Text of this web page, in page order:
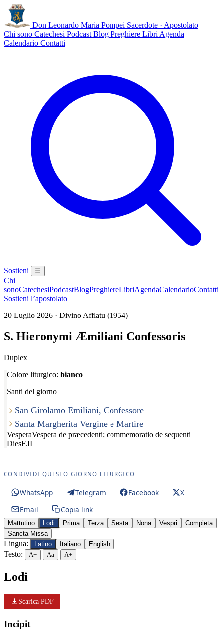
Don Leonardo Maria Pompei Sacerdote · Apostolato
Chi sono Catechesi Podcast Blog Preghiere Libri Agenda
Calendario Contatti
Sostieni ☰
Chi
sonoCatechesiPodcastBlogPreghiereLibriAgendaCalendarioContatti
Sostieni l’apostolato
20 Luglio 2026 · Divino Afflatu (1954)
S. Hieronymi Æmiliani Confessoris
Duplex
Colore liturgico: bianco
Santi del giorno
San Girolamo Emiliani, Confessore
Santa Margherita Vergine e Martire
VesperaVespera de præcedenti; commemoratio de sequenti
DiesF.II
CONDIVIDI QUESTO GIORNO LITURGICO
WhatsApp Telegram Facebook
X
Email
Copia link
Mattutino Lodi Prima Terza Sesta Nona Vespri
Compieta
Sancta Missa
Lingua: Latino Italiano English
Testo: A− Aa A+
Lodi
Scarica PDF
Incipit